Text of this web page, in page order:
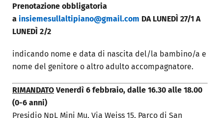
Prenotazione obbligatoria
a insiemesullaltipiano@gmail.com DA LUNEDÌ 27/1 A
LUNEDÌ 2/2
indicando nome e data di nascita del/la bambino/a e
nome del genitore o altro adulto accompagnatore.
RIMANDATO Venerdì 6 febbraio, dalle 16.30 alle 18.00
(0-6 anni)
Presidio NpL Mini Mu, Via Weiss 15, Parco di San